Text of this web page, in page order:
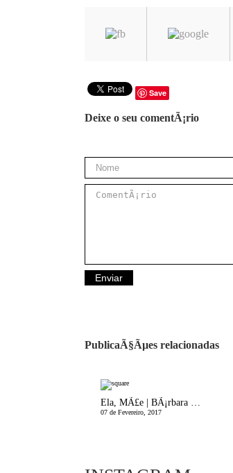
Save
Deixe o seu comentÃ¡rio
PublicaÃ§Ãµes relacionadas
07 de Fevereiro, 2017